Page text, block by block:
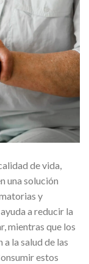
de vida,
una solución
y
a reducir la
mientras que los
la salud de las
estos